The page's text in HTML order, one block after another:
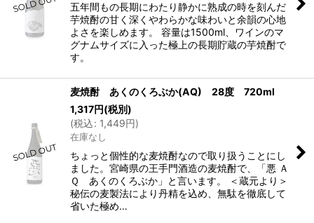
五年間もの長期にわたり静かに熟成の時を刻んだ
芋焼酎の甘く深くやわらかな味わいと余韻の心地
よさを楽しめます。 容量は1500ml、ワインのマ
グナムサイズに入った極上の長期貯蔵の芋焼酎で
す。
麦焼酎 あくのくろぶか(AQ) 28度 720ml
1,317円(税別)
(税込: 1,449円)
在庫なし
ちょっと個性的な麦焼酎なので取り扱うことにし
ました。宮崎県の王手門酒造の麦焼酎で、「悪 Ａ
Ｑ あくのくろぶか」と言います。 ＜蔵元より＞
秘伝の麦製法により丹精を込め、無駄を徹底して
省いた極め…